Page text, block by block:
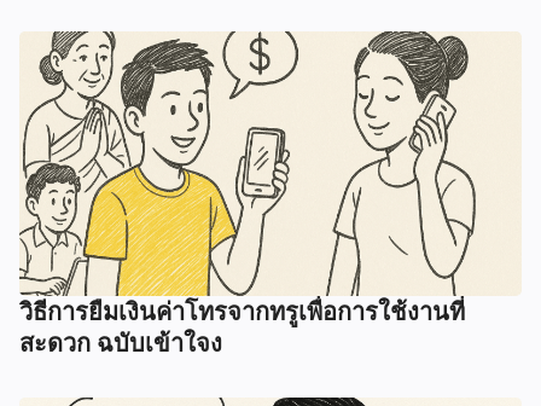
วิธีการยืมเงินค่าโทรจากทรูเพื่อการใช้งานที่
สะดวก ฉบับเข้าใจง